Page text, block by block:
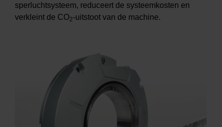
sperluchtsysteem, reduceert de systeemkosten en
verkleint de CO2-uitstoot van de machine.